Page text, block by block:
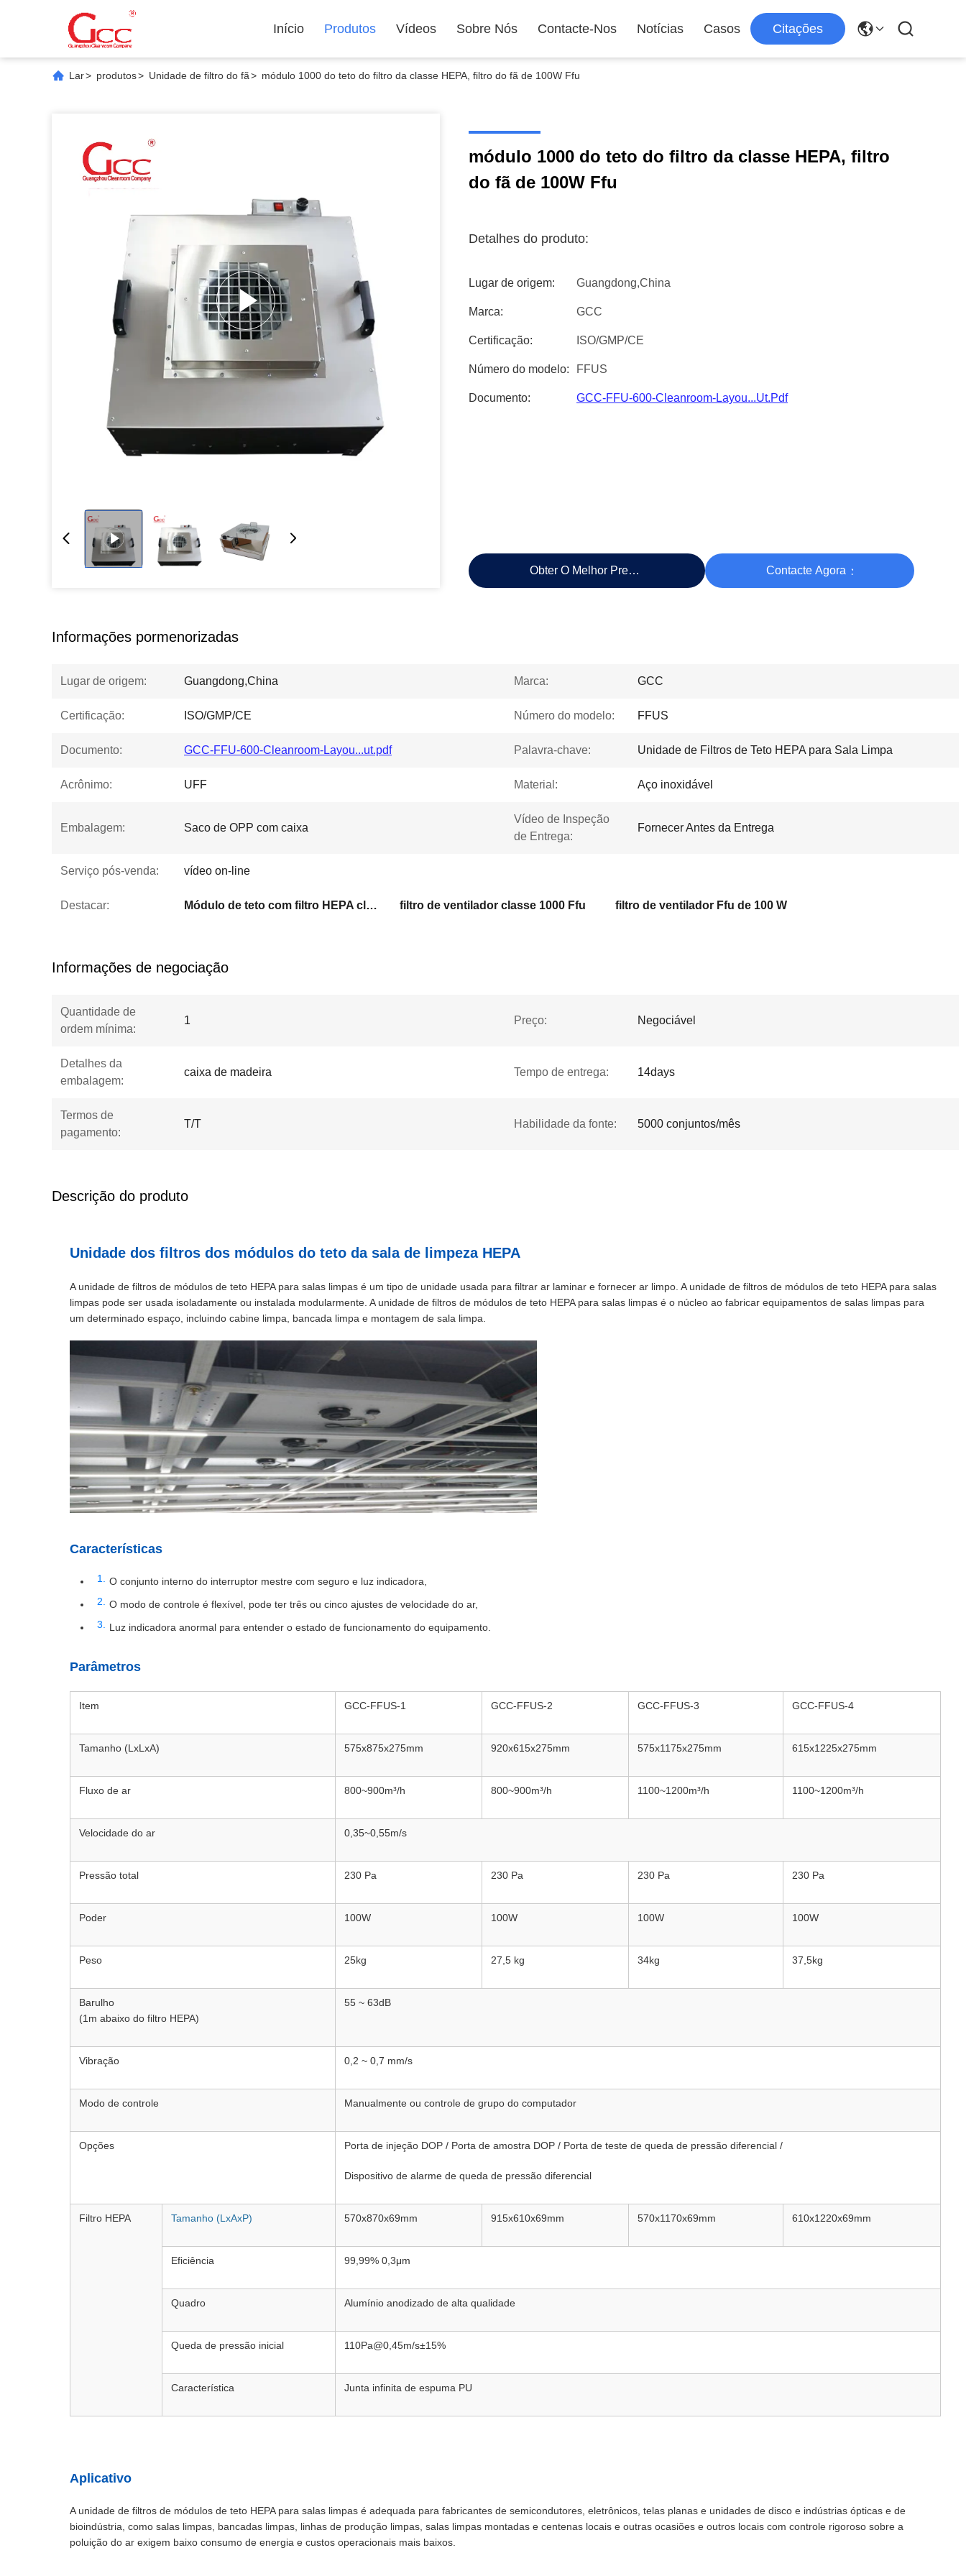
Início Produtos Vídeos Sobre Nós Contacte-Nos Notícias Casos Citações
Lar> produtos> Unidade de filtro do fã> módulo 1000 do teto do filtro da classe HEPA, filtro do fã de 100W Ffu
módulo 1000 do teto do filtro da classe HEPA, filtro
do fã de 100W Ffu
Detalhes do produto:
Lugar de origem: Guangdong,China
Marca: GCC
Certificação: ISO/GMP/CE
Número do modelo: FFUS
Documento: GCC-FFU-600-Cleanroom-Layou...ut.pdf
Obter O Melhor Preço Contacte Agora
Informações pormenorizadas
Lugar de origem: Guangdong,China Marca: GCC
Certificação: ISO/GMP/CE Número do modelo: FFUS
Documento: GCC-FFU-600-Cleanroom-Layou...ut.pdf Palavra-chave: Unidade de Filtros de Teto HEPA para Sala Limpa
Acrônimo: UFF Material: Aço inoxidável
Embalagem: Saco de OPP com caixa
Vídeo de Inspeção
de Entrega:
Fornecer Antes da Entrega
Serviço pós-venda: vídeo on-line
Destacar: Módulo de teto com filtro HEPA classe 1000 filtro de ventilador classe 1000 Ffu filtro de ventilador Ffu de 100 W
Informações de negociação
Quantidade de
ordem mínima:
1 Preço: Negociável
Detalhes da
embalagem:
caixa de madeira Tempo de entrega: 14days
Termos de
pagamento:
T/T Habilidade da fonte: 5000 conjuntos/mês
Descrição do produto
Unidade dos filtros dos módulos do teto da sala de limpeza HEPA
A unidade de filtros de módulos de teto HEPA para salas limpas é um tipo de unidade usada para filtrar ar laminar e fornecer ar limpo. A unidade de filtros de módulos de teto HEPA para salas
limpas pode ser usada isoladamente ou instalada modularmente. A unidade de filtros de módulos de teto HEPA para salas limpas é o núcleo ao fabricar equipamentos de salas limpas para
um determinado espaço, incluindo cabine limpa, bancada limpa e montagem de sala limpa.
Características
O conjunto interno do interruptor mestre com seguro e luz indicadora,
O modo de controle é flexível, pode ter três ou cinco ajustes de velocidade do ar,
Luz indicadora anormal para entender o estado de funcionamento do equipamento.
Parâmetros
Item GCC-FFUS-1 GCC-FFUS-2 GCC-FFUS-3 GCC-FFUS-4
Tamanho (LxLxA) 575x875x275mm 920x615x275mm 575x1175x275mm 615x1225x275mm
Fluxo de ar 800~900m³/h 800~900m³/h 1100~1200m³/h 1100~1200m³/h
Velocidade do ar 0,35~0,55m/s
Pressão total 230 Pa 230 Pa 230 Pa 230 Pa
Poder 100W 100W 100W 100W
Peso 25kg 27,5 kg 34kg 37,5kg
Barulho
(1m abaixo do filtro HEPA)
55 ~ 63dB
Vibração 0,2 ~ 0,7 mm/s
Modo de controle Manualmente ou controle de grupo do computador
Opções Porta de injeção DOP / Porta de amostra DOP / Porta de teste de queda de pressão diferencial /
Dispositivo de alarme de queda de pressão diferencial
Filtro HEPA Tamanho (LxAxP) 570x870x69mm 915x610x69mm 570x1170x69mm 610x1220x69mm
Eficiência 99,99% 0,3μm
Quadro Alumínio anodizado de alta qualidade
Queda de pressão inicial 110Pa@0,45m/s±15%
Característica Junta infinita de espuma PU
Aplicativo
A unidade de filtros de módulos de teto HEPA para salas limpas é adequada para fabricantes de semicondutores, eletrônicos, telas planas e unidades de disco e indústrias ópticas e de
bioindústria, como salas limpas, bancadas limpas, linhas de produção limpas, salas limpas montadas e centenas locais e outras ocasiões e outros locais com controle rigoroso sobre a
poluição do ar exigem baixo consumo de energia e custos operacionais mais baixos.